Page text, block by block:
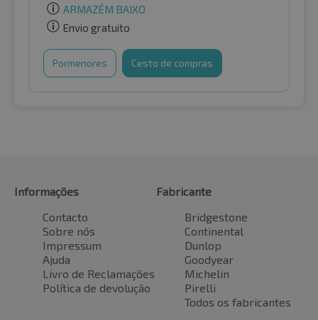
ARMAZÉM BAIXO
Envio gratuito
Pormenores Cesto de compras
Informações
Contacto
Sobre nós
Impressum
Ajuda
Livro de Reclamações
Política de devolução
Fabricante
Bridgestone
Continental
Dunlop
Goodyear
Michelin
Pirelli
Todos os fabricantes